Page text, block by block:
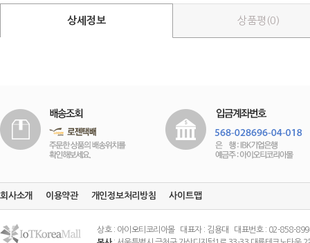
상세정보 상품평(0)
회사소개 이용약관 개인정보처리방침 사이트맵
상호 : 아이오티코리아몰 대표자 : 김용대 대표번호 : 02-858-